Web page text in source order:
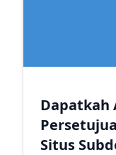
Dapatkah
Situs